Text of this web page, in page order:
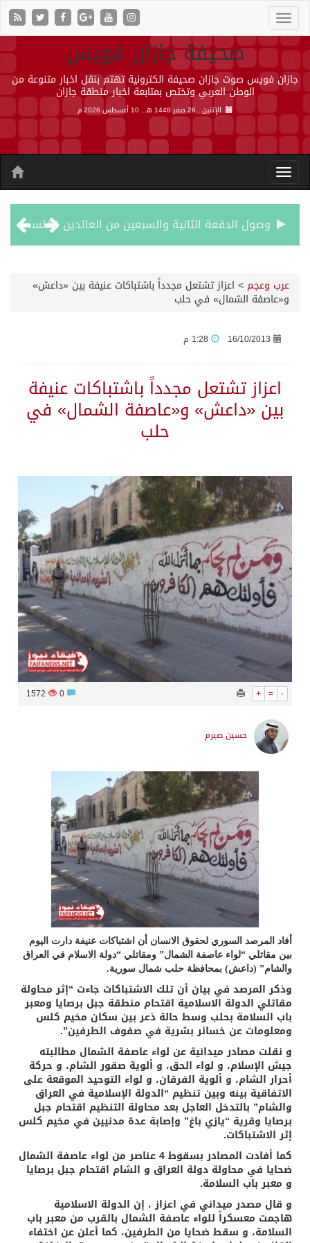
صحيفة جازان فويس
جازان فويس صوت جازان صحيفة الكترونية تهتم بنقل اخبار متنوعة من
الوطن العربي وتختص بمتابعة اخبار منطقة جازان
الإثنين , 26 صفر 1448 هـ , 10 أغسطس 2026 م
وصول الدفعة الثانية والسبعين من العائدين الفلسطينيين إلى رفح
رئيس مجلس إدارة “موهبة” يهنئ القيادة بتصدّر المملكة نتائج أولمبياد العلوم النووية الدولي إنسو 2026
رئيس مجلس إدارة «موهبة» يهنئ القيادة بتصدّر المملكة نتائج أولمبياد العلوم النووية الدولي ونجاح استضافته
جازان.. موطن الفواكه الاستوائية ونموذج وطني للتنمية الزراعية المستدامة
رحبت المملكة ببيان مجلس الأمن وتنديده بهجمات ميليشيا الحوثي الإرهابية
الأرصاد” يُنبّه من أمطار على منطقة جازان
عرب وعجم > اعزاز تشتعل مجدداً باشتباكات عنيفة بين «داعش»
و«عاصفة الشمال» في حلب
16/10/2013
اعزاز تشتعل مجدداً باشتباكات عنيفة
بين «داعش» و«عاصفة الشمال» في
حلب
+ = -
1572
حسين صيرم
أفاد المرصد السوري لحقوق الانسان أن اشتباكات عنيفة دارت اليوم
بين مقاتلي “لواء عاصفة الشمال” ومقاتلي “دولة الاسلام في العراق
والشام” (داعش) بمحافظة حلب شمال سورية.
وذكر المرصد في بيان أن تلك الاشتباكات جاءت “إثر محاولة
مقاتلي الدولة الاسلامية اقتحام منطقة جبل برصايا ومعبر
باب السلامة بحلب وسط حالة ذعر بين سكان مخيم كلس
ومعلومات عن خسائر بشرية في صفوف الطرفين”.
و نقلت مصادر ميدانية عن لواء عاصفة الشمال مطالبته
جيش الإسلام، و لواء الحق، و ألوية صقور الشام، و حركة
أحرار الشام، و ألوية الفرقان، و لواء التوحيد الموقعة على
الاتفاقية بينه وبين تنظيم “الدولة الإسلامية في العراق
والشام” بالتدخل العاجل بعد محاولة التنظيم اقتحام جبل
برصايا وقرية “يازي باغ” وإصابة عدة مدنيين في مخيم كلس
إثر الاشتباكات.
كما أفادت المصادر بسقوط 4 عناصر من لواء عاصفة الشمال
ضحايا في محاولة دولة العراق و الشام اقتحام جبل برصايا
و معبر باب السلامة.
و قال مصدر ميداني في اعزاز ، إن الدولة الاسلامية
هاجمت معسكراً للواء عاصفة الشمال بالقرب من معبر باب
السلامة، و سقط ضحايا من الطرفين، كما أعلن عن اختفاء